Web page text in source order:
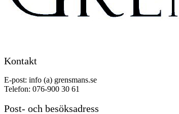
Kontakt
E-post: info (a) grensmans.se
Telefon: 076-900 30 61
Post- och besöksadress